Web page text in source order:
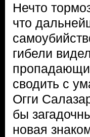
Нечто
что
гибели
сводить с
Огги
бы
новая